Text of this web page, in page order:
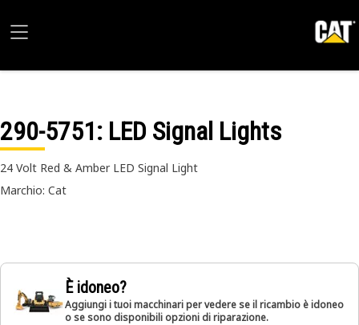
290-5751: LED Signal Lights
24 Volt Red & Amber LED Signal Light
Marchio: Cat
È idoneo?
Aggiungi i tuoi macchinari per vedere se il ricambio è idoneo
o se sono disponibili opzioni di riparazione.